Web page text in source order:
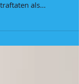
Gröschel wird